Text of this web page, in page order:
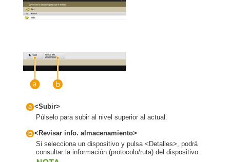
<Subir>
Púlselo para subir al nivel superior al actual.
<Revisar info. almacenamiento>
Si selecciona un dispositivo y pulsa <Detalles>, podrá
consultar la información (protocolo/ruta) del dispositivo.